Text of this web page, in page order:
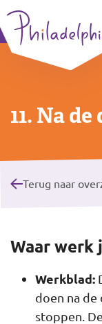
Zet hoog
11. Na de
Terug naar
Waar werk
Werkblad:
doen na
stoppen.